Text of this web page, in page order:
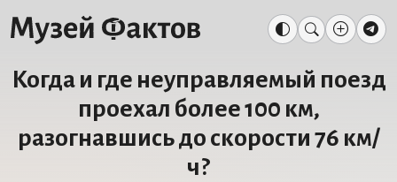
Когда и где неуправляемый поезд
проехал более 100 км,
разогнавшись до скорости 76 км/
ч?